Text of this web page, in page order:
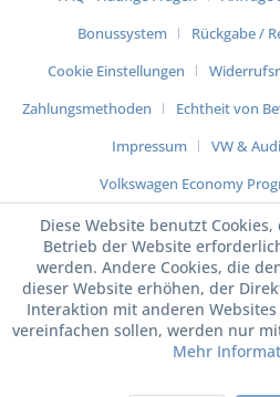
Bonussystem
Rückgabe /
Cookie Einstellungen
Zahlungsmethoden
Echtheit von
Impressum
VW &
Volkswagen Economy
Diese Website benutzt
Betrieb der Website
werden. Andere Cookies, die
dieser Website erhöhen, der
Interaktion mit anderen
vereinfachen sollen, werden nur
Mehr